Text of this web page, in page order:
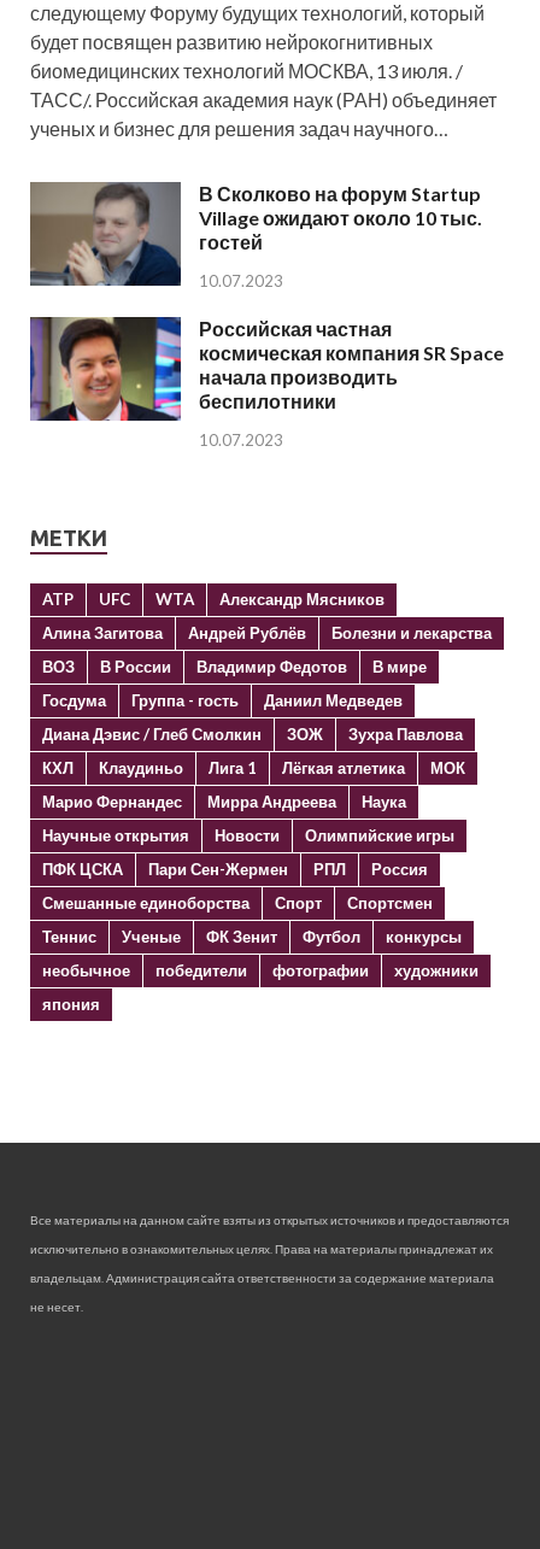
следующему Форуму будущих технологий, который
будет посвящен развитию нейрокогнитивных
биомедицинских технологий МОСКВА, 13 июля. /
ТАСС/. Российская академия наук (РАН) объединяет
ученых и бизнес для решения задач научного…
В Сколково на форум Startup
Village ожидают около 10 тыс.
гостей
10.07.2023
Российская частная
космическая компания SR Space
начала производить
беспилотники
10.07.2023
МЕТКИ
ATP UFC WTA
Александр Мясников
Алина Загитова
Андрей Рублёв
Болезни и лекарства
ВОЗ
В России Владимир Федотов
В мире
Госдума
Группа - гость
Даниил Медведев
Диана Дэвис / Глеб Смолкин
ЗОЖ
Зухра Павлова
КХЛ
Клаудиньо Лига 1 Лёгкая атлетика
МОК
Марио Фернандес
Мирра Андреева
Наука
Научные открытия
Новости
Олимпийские игры
ПФК ЦСКА
Пари Сен-Жермен РПЛ
Россия
Смешанные единоборства
Спорт
Спортсмен
Теннис
Ученые ФК Зенит Футбол
конкурсы
необычное
победители фотографии
художники
япония
Все материалы на данном сайте взяты из открытых источников и предоставляются
исключительно в ознакомительных целях. Права на материалы принадлежат их
владельцам. Администрация сайта ответственности за содержание материала
не несет.